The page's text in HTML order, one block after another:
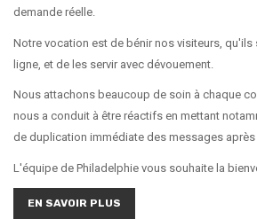
demande réelle.
Notre vocation est de bénir nos visiteurs, qu'ils
ligne, et de les servir avec dévouement.
Nous attachons beaucoup de soin à chaque
nous a conduit à être réactifs en mettant
de duplication immédiate des messages
L'équipe de Philadelphie vous souhaite la
EN SAVOIR PLUS